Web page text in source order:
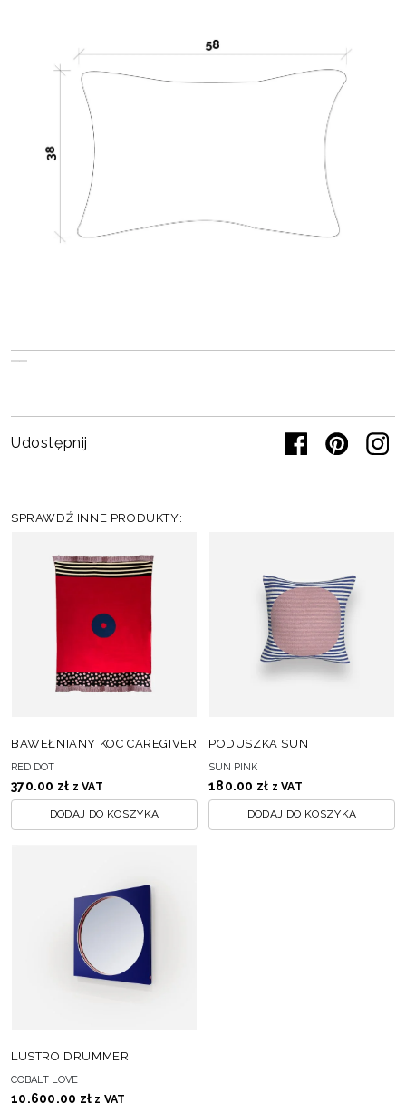
Udostępnij
SPRAWDŹ INNE PRODUKTY:
BAWEŁNIANY KOC CAREGIVER
RED DOT
370.00 zł z VAT
DODAJ DO KOSZYKA
PODUSZKA SUN
SUN PINK
180.00 zł z VAT
DODAJ DO KOSZYKA
LUSTRO DRUMMER
COBALT LOVE
10,600.00 zł z VAT